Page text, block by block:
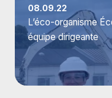
08.09.22
L’éco-organisme
équipe dirigeante